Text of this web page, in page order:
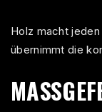
Holz macht
übernimmt die